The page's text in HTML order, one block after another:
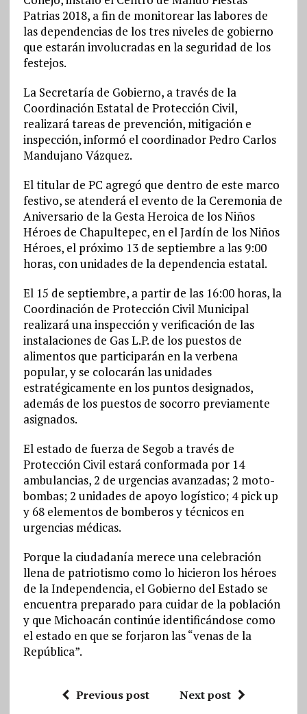
Patrias 2018, a fin de monitorear las labores de
las dependencias de los tres niveles de gobierno
que estarán involucradas en la seguridad de los
festejos.
La Secretaría de Gobierno, a través de la
Coordinación Estatal de Protección Civil,
realizará tareas de prevención, mitigación e
inspección, informó el coordinador Pedro Carlos
Mandujano Vázquez.
El titular de PC agregó que dentro de este marco
festivo, se atenderá el evento de la Ceremonia de
Aniversario de la Gesta Heroica de los Niños
Héroes de Chapultepec, en el Jardín de los Niños
Héroes, el próximo 13 de septiembre a las 9:00
horas, con unidades de la dependencia estatal.
El 15 de septiembre, a partir de las 16:00 horas, la
Coordinación de Protección Civil Municipal
realizará una inspección y verificación de las
instalaciones de Gas L.P. de los puestos de
alimentos que participarán en la verbena
popular, y se colocarán las unidades
estratégicamente en los puntos designados,
además de los puestos de socorro previamente
asignados.
El estado de fuerza de Segob a través de
Protección Civil estará conformada por 14
ambulancias, 2 de urgencias avanzadas; 2 moto-
bombas; 2 unidades de apoyo logístico; 4 pick up
y 68 elementos de bomberos y técnicos en
urgencias médicas.
Porque la ciudadanía merece una celebración
llena de patriotismo como lo hicieron los héroes
de la Independencia, el Gobierno del Estado se
encuentra preparado para cuidar de la población
y que Michoacán continúe identificándose como
el estado en que se forjaron las “venas de la
República”.
Previous post Next post